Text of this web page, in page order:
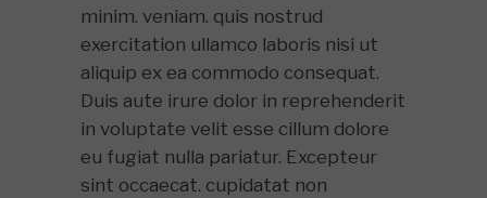
minim. veniam. quis nostrud
exercitation ullamco laboris nisi ut
aliquip ex ea commodo consequat.
Duis aute irure dolor in reprehenderit
in voluptate velit esse cillum dolore
eu fugiat nulla pariatur. Excepteur
sint occaecat. cupidatat non